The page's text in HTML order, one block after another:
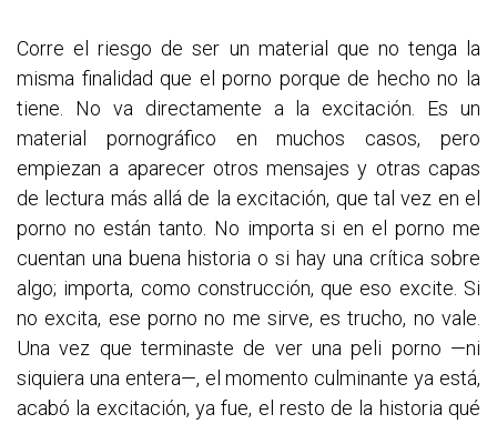
Corre el riesgo de ser un material que no tenga la
misma finalidad que el porno porque de hecho no la
tiene. No va directamente a la excitación. Es un
material pornográfico en muchos casos, pero
empiezan a aparecer otros mensajes y otras capas
de lectura más allá de la excitación, que tal vez en el
porno no están tanto. No importa si en el porno me
cuentan una buena historia o si hay una crítica sobre
algo; importa, como construcción, que eso excite. Si
no excita, ese porno no me sirve, es trucho, no vale.
Una vez que terminaste de ver una peli porno —ni
siquiera una entera—, el momento culminante ya está,
acabó la excitación, ya fue, el resto de la historia qué